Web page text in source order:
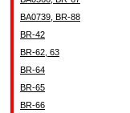
BA0739, BR-88
BR-42
BR-62, 63
BR-64
BR-65
BR-66